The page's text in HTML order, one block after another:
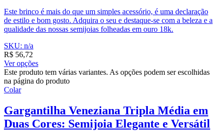
Este brinco é mais do que um simples acessório, é uma declaração
de estilo e bom gosto. Adquira o seu e destaque-se com a beleza e a
qualidade das nossas semijoias folheadas em ouro 18k.
SKU: n/a
R$ 56,72
Ver opções
Este produto tem várias variantes. As opções podem ser escolhidas
na página do produto
Colar
Gargantilha Veneziana Tripla Média em
Duas Cores: Semijoia Elegante e Versátil